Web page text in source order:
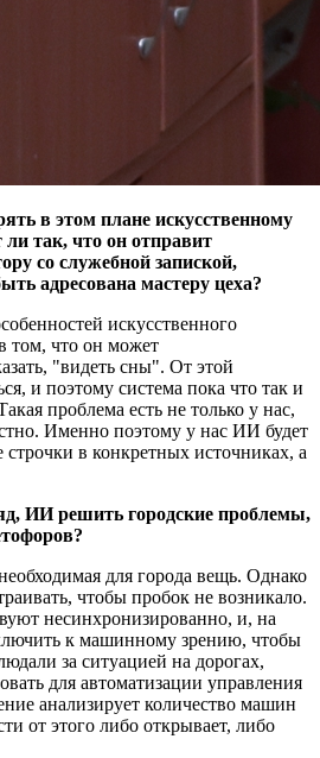
в этом плане искусственному
так, что он отправит
со служебной запиской,
адресована мастеру цеха?
искусственного
том, что он может
"видеть сны". От этой
и поэтому система пока что так и
проблема есть не только у нас,
Именно поэтому у нас ИИ будет
строчки в конкретных источниках, а
ИИ решить городские проблемы,
для города вещь. Однако
чтобы пробок не возникало.
несинхронизированно, и, на
к машинному зрению, чтобы
за ситуацией на дорогах,
для автоматизации управления
анализирует количество машин
от этого либо открывает, либо